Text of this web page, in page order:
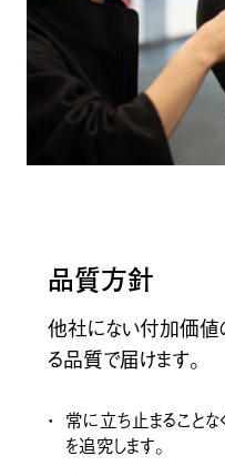
ボード
品質方針
他社にない付加価値
る品質で届けます。​
常に立ち止まることな
を追究します。​